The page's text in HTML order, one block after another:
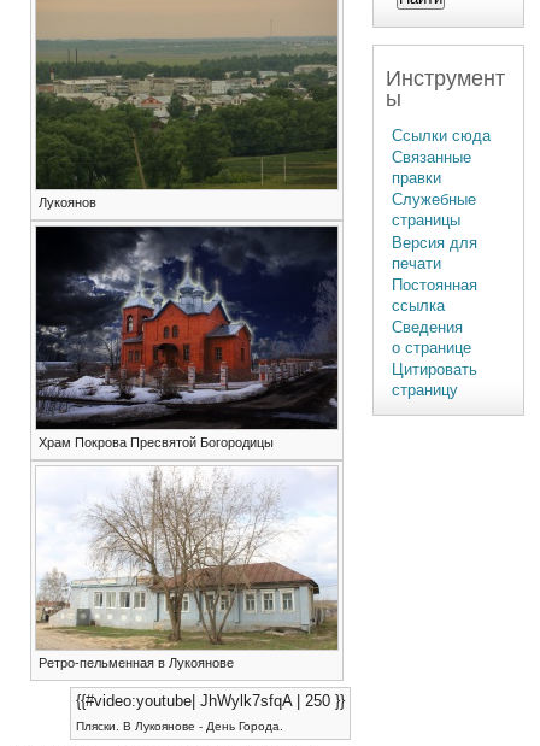
Лукоянов
Храм Покрова Пресвятой Богородицы
Ретро-пельменная в Лукоянове
{{#video:youtube| JhWylk7sfqA | 250 }}
Пляски. В Лукоянове - День Города.
Инструмент
ы
Ссылки сюда
Связанные
правки
Служебные
страницы
Версия для
печати
Постоянная
ссылка
Сведения
о странице
Цитировать
страницу